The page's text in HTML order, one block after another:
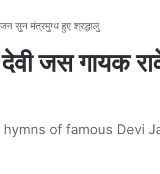
सुन मंत्रमुग्ध हुए श्रद्धालु
जस गायक
of famous Devi